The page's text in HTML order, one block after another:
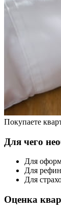
Покупаете
Для чего
Для
Для
Для
Оценка